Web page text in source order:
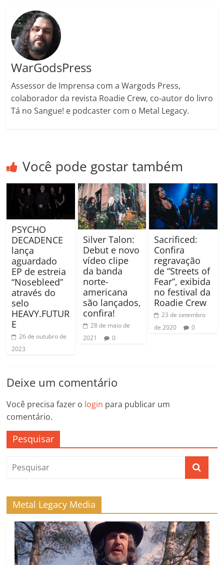
WarGodsPress
Assessor de Imprensa com a Wargods Press,
colaborador da revista Roadie Crew, co-autor do livro
Tá no Sangue! e podcaster com o Metal Legacy.
Você pode gostar também
PSYCHO
DECADENCE
lança
aguardado
EP de estreia
“Nosebleed”
através do
selo
HEAVY.FUTUR
E
26 de outubro de
2023
Silver Talon:
Debut e novo
vídeo clipe
da banda
norte-
americana
são lançados,
confira!
28 de maio de
2021
0
Sacrificed:
Confira
regravação
de “Streets of
Fear”, exibida
no festival da
Roadie Crew
23 de setembro
de 2020
0
Deixe um comentário
Você precisa fazer o login para publicar um
comentário.
Pesquisar
Metal Legacy Media